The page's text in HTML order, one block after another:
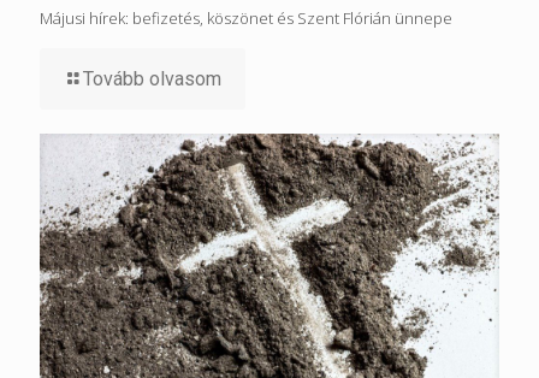
Májusi hírek: befizetés, köszönet és Szent Flórián ünnepe
Tovább olvasom